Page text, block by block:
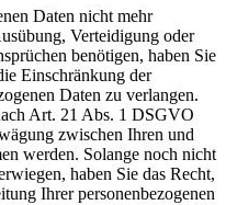
Daten nicht mehr
Verteidigung oder
benötigen, haben Sie
Einschränkung der
Daten zu verlangen.
Art. 21 Abs. 1 DSGVO
zwischen Ihren und
werden. Solange noch nicht
haben Sie das Recht,
Ihrer personenbezogenen